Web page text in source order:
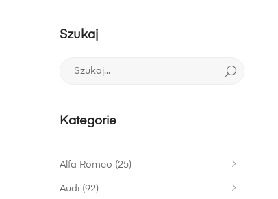
Szukaj
Szukaj:
Kategorie
Alfa Romeo (25)
Audi (92)